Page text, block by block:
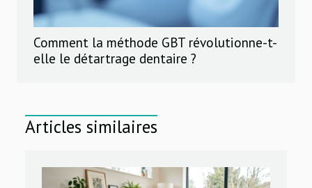
Comment la méthode GBT révolutionne-t-
elle le détartrage dentaire ?
Articles similaires